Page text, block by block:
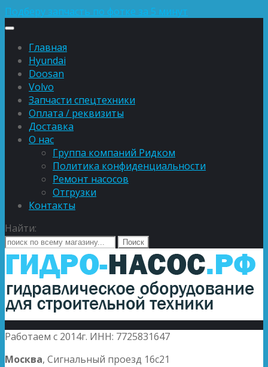
Подберу запчасть по фотке за 5 минут
Главная
Hyundai
Doosan
Volvo
Запчасти спецтехники
Оплата / реквизиты
Доставка
О нас
Группа компаний Ридком
Политика конфиденциальности
Ремонт насосов
Отгрузки
Контакты
Найти:
Работаем с 2014г. ИНН: 7725831647
Москва, Сигнальный проезд 16с21